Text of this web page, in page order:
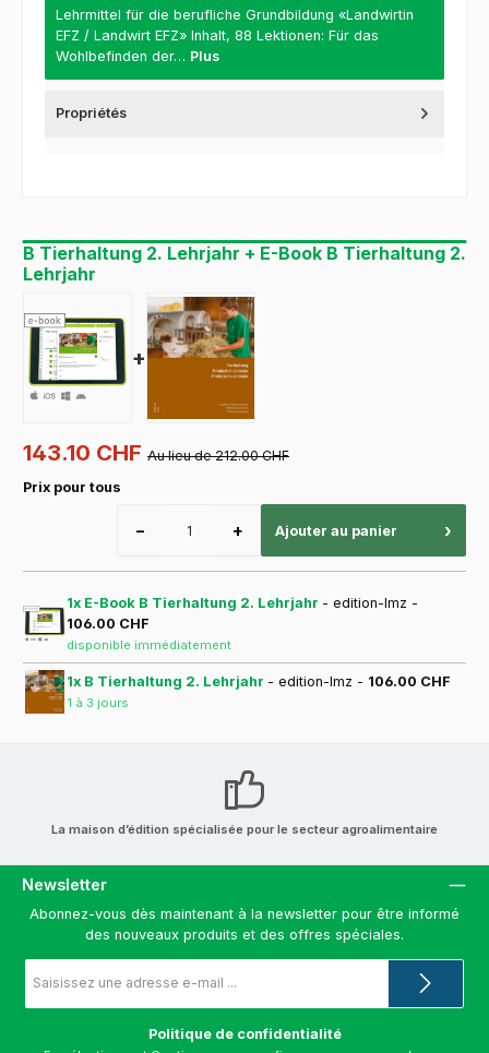
Lehrmittel für die berufliche Grundbildung «Landwirtin
EFZ / Landwirt EFZ» Inhalt, 88 Lektionen: Für das
Wohlbefinden der… Plus
Propriétés
B Tierhaltung 2. Lehrjahr + E-Book B Tierhaltung 2.
Lehrjahr
+
143.10 CHF Au lieu de 212.00 CHF
Prix pour tous
− + Ajouter au panier ›
1x E-Book B Tierhaltung 2. Lehrjahr - edition-lmz -
106.00 CHF
disponible immédiatement
1x B Tierhaltung 2. Lehrjahr - edition-lmz - 106.00 CHF
1 à 3 jours
La maison d’édition spécialisée pour le secteur agroalimentaire
Newsletter
Abonnez-vous dès maintenant à la newsletter pour être informé
des nouveaux produits et des offres spéciales.
e-
*
Politique de confidentialité